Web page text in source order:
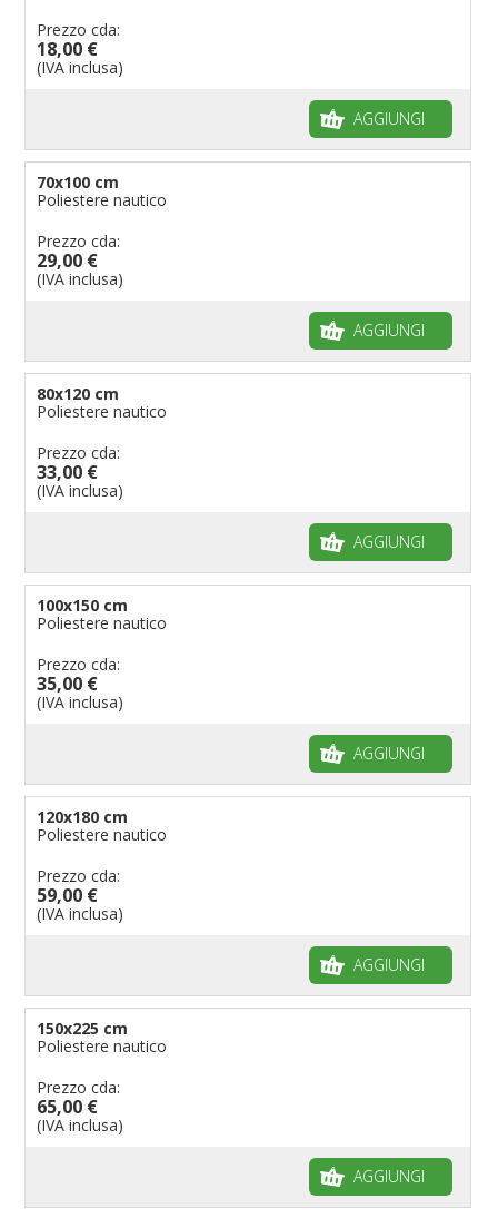
Prezzo cda:
18,00 €
(IVA inclusa)
AGGIUNGI
70x100 cm
Poliestere nautico
Prezzo cda:
29,00 €
(IVA inclusa)
AGGIUNGI
80x120 cm
Poliestere nautico
Prezzo cda:
33,00 €
(IVA inclusa)
AGGIUNGI
100x150 cm
Poliestere nautico
Prezzo cda:
35,00 €
(IVA inclusa)
AGGIUNGI
120x180 cm
Poliestere nautico
Prezzo cda:
59,00 €
(IVA inclusa)
AGGIUNGI
150x225 cm
Poliestere nautico
Prezzo cda:
65,00 €
(IVA inclusa)
AGGIUNGI